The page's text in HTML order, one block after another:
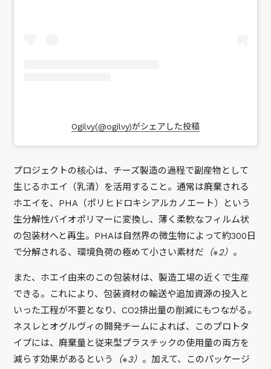
Ogilvy(@ogilvy)がシェアした投稿
プロジェクトの核心は、チーズ製造の過程で副産物として
生じるホエイ（乳清）を活用すること。通常は廃棄される
ホエイを、PHA（ポリヒドロキシアルカノエート）という
生分解性バイオポリマーに変換し、薄く柔軟なフィルム状
の包装材へと再生。PHAは自然界の微生物によって約300日
で分解される、環境負荷の極めて小さい素材だ （※2） 。
また、ホエイ由来のこの包装材は、製造工場の近くで生産
できる。これにより、包装資材の輸送や追加資源の投入と
いった工程が不要となり、CO2排出量の削減にもつながる。
ネスレとオグルヴィの開発チームによれば、このプロトタ
イプには、廃棄量と従来型プラスチックの使用量の両方を
減らす効果があるという
（※3） 。加えて、このパッケージ